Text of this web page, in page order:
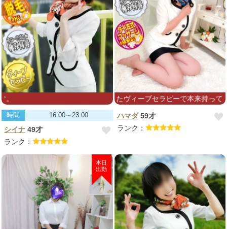
マスク着用にてお伺い致します。
時間 16:00～23:00
シイナ 49才
ランク：
を是非^_−♡またヴィーブセラピーで本来持っている活力あるお身体
ハマダ59才
ランク：
本日
出勤